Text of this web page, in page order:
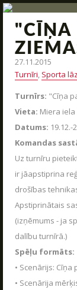
"CĪŅA
27.11.2015
Turnīri, Sporta
Turnīrs: "Cīņa
Vieta: Miera iela
Datums: 19.12.-
Komandas
Uz turnīru
ir jāapstiprina
drošības
Apstiprinātais
(izņēmums - ja
dalību turnīrā.)
Spēļu formāts:
• Scenārijs:
• Scenārija
ZIŅAS
Jauna arsenāla
interesantas
daudz kas cits
04.06.2026
Raksti mums